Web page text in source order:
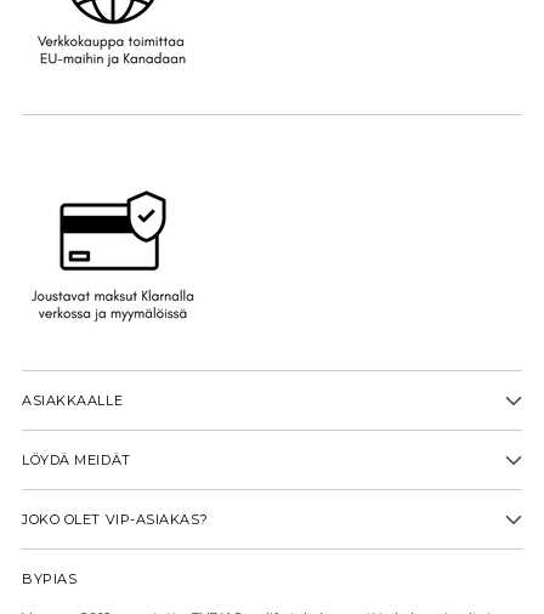
ASIAKKAALLE
LÖYDÄ MEIDÄT
JOKO OLET VIP-ASIAKAS?
BYPIAS